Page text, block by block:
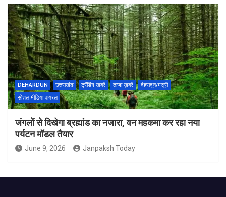
DEHARDUN उत्तराखंड ट्रेंडिंग खबरें ताज़ा ख़बरें
देहरादून/मसूरी
सोशल मीडिया वायरल
जंगलों से दिखेगा ब्रह्मांड का नजारा, वन महकमा कर रहा नया
पर्यटन मॉडल तैयार
June 9, 2026 Janpaksh Today